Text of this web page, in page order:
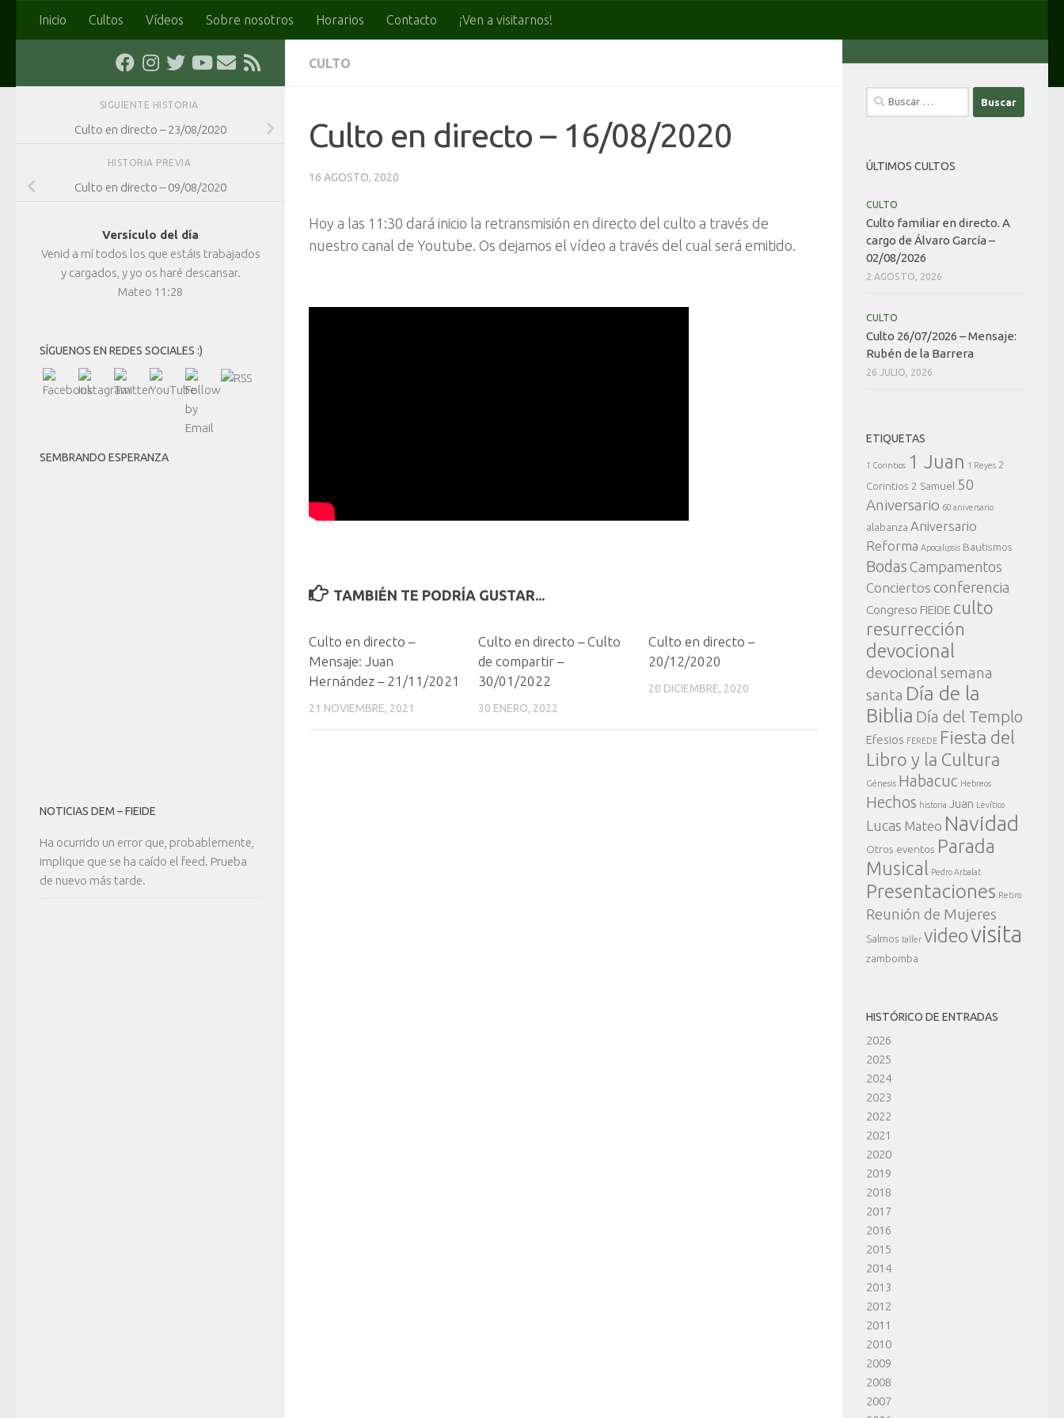
Saltar al contenido
Inicio Cultos Vídeos Sobre nosotros Horarios Contacto ¡Ven a visitarnos!
CULTO
Culto en directo – 16/08/2020
16 AGOSTO, 2020
Hoy a las 11:30 dará inicio la retransmisión en directo del culto a través de
nuestro canal de Youtube. Os dejamos el vídeo a través del cual será emitido.
TAMBIÉN TE PODRÍA GUSTAR...
Culto en directo –
Mensaje: Juan
Hernández – 21/11/2021
21 NOVIEMBRE, 2021
Culto en directo – Culto
de compartir –
30/01/2022
30 ENERO, 2022
Culto en directo –
20/12/2020
20 DICIEMBRE, 2020
SIGUIENTE HISTORIA
Culto en directo – 23/08/2020
HISTORIA PREVIA
Culto en directo – 09/08/2020
Versículo del día
Venid a mí todos los que estáis trabajados
y cargados, y yo os haré descansar.
Mateo 11:28
SÍGUENOS EN REDES SOCIALES :)
SEMBRANDO ESPERANZA
NOTICIAS DEM – FIEIDE
Ha ocurrido un error que, probablemente,
implique que se ha caído el feed. Prueba
de nuevo más tarde.
Buscar:
ÚLTIMOS CULTOS
CULTO
Culto familiar en directo. A
cargo de Álvaro García –
02/08/2026
2 AGOSTO, 2026
CULTO
Culto 26/07/2026 – Mensaje:
Rubén de la Barrera
26 JULIO, 2026
ETIQUETAS
1 Corintios 1 Juan 1 Reyes 2
Corintios 2 Samuel 50
Aniversario 60 aniversario
alabanza Aniversario
Reforma Apocalipsis Bautismos
Bodas Campamentos
Conciertos conferencia
Congreso FIEIDE culto
resurrección
devocional
devocional semana
santa Día de la
Biblia Día del Templo
Efesios FEREDE Fiesta del
Libro y la Cultura
Génesis Habacuc Hebreos
Hechos historia Juan Levítico
Lucas Mateo Navidad
Otros eventos Parada
Musical
Pedro Arbalat
Presentaciones Retiro
Reunión de Mujeres
Salmos taller videovisita
zambomba
HISTÓRICO DE ENTRADAS
2026
2025
2024
2023
2022
2021
2020
2019
2018
2017
2016
2015
2014
2013
2012
2011
2010
2009
2008
2007